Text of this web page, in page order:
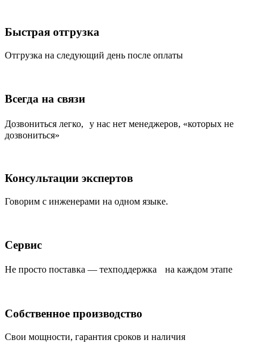
Быстрая отгрузка
Отгрузка на следующий день после оплаты
Всегда на связи
Дозвониться легко, у нас нет менеджеров, «которых не
дозвониться»
Консультации экспертов
Говорим с инженерами на одном языке.
Сервис
Не просто поставка — техподдержка на каждом этапе
Собственное производство
Свои мощности, гарантия сроков и наличия